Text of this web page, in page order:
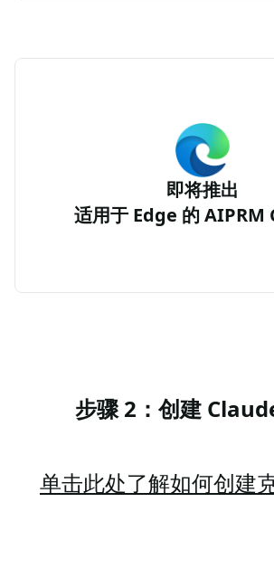
即将推出
适用于 Edge 的 AIPRM
步骤 2：创建
单击此处了解如何创建